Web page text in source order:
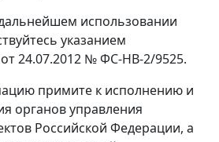
использовании
указанием
24.07.2012 № ФС-НВ-2/9525.
примите к исполнению и
органов управления
Российской Федерации, а